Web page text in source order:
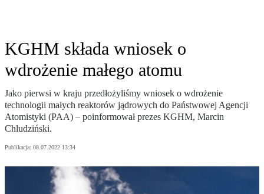
KGHM składa wniosek o
wdrożenie małego atomu
Jako pierwsi w kraju przedłożyliśmy wniosek o wdrożenie
technologii małych reaktorów jądrowych do Państwowej Agencji
Atomistyki (PAA) – poinformował prezes KGHM, Marcin
Chludziński.
Publikacja: 08.07.2022 13:34